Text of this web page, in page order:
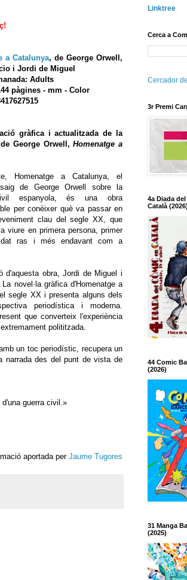
a Catalunya, de George Orwell,
i Jordi de Miguel
Adults
pàgines - mm - Color
gràfica i actualitzada de la
George Orwell,Homenatge a
Homenatge a Catalunya, el
de George Orwell sobre la
espanyola, és una obra
per conèixer què va passar en
clau del segle XX, que
viure en primera persona, primer
ras i més endavant com a
d'aquesta obra, Jordi de Miguel i
novel·la gràfica d'Homenatge a
segle XX i presenta alguns dels
periodística i moderna.
que converteix l'experiència
polititzada.
un toc periodístic, recupera un
narrada des del punt de vista de
guerra civil.»
aportada perJaume Tugores
Linktree
Cerca a
Cercador
3r Premi
4a Diada
Català (2026)
44 Comic
(2026)
31 Manga
(2025)